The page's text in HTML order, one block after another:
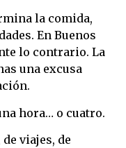
la comida,
En Buenos
lo contrario. La
una excusa
hora… o cuatro.
viajes, de